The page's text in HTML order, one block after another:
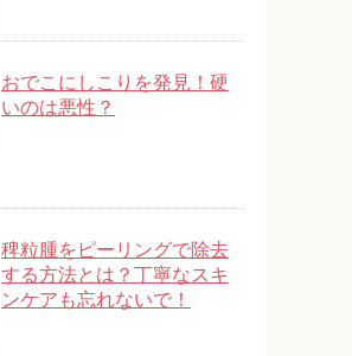
おでこにしこりを発見！硬
いのは悪性？
稗粒腫をピーリングで除去
する方法とは？丁寧なスキ
ンケアも忘れないで！